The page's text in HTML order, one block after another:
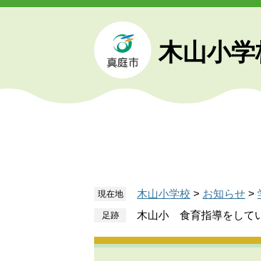
ペ
メ
木山小学
現在地 木山小学校 > お知らせ >
木山小 食育指導をして